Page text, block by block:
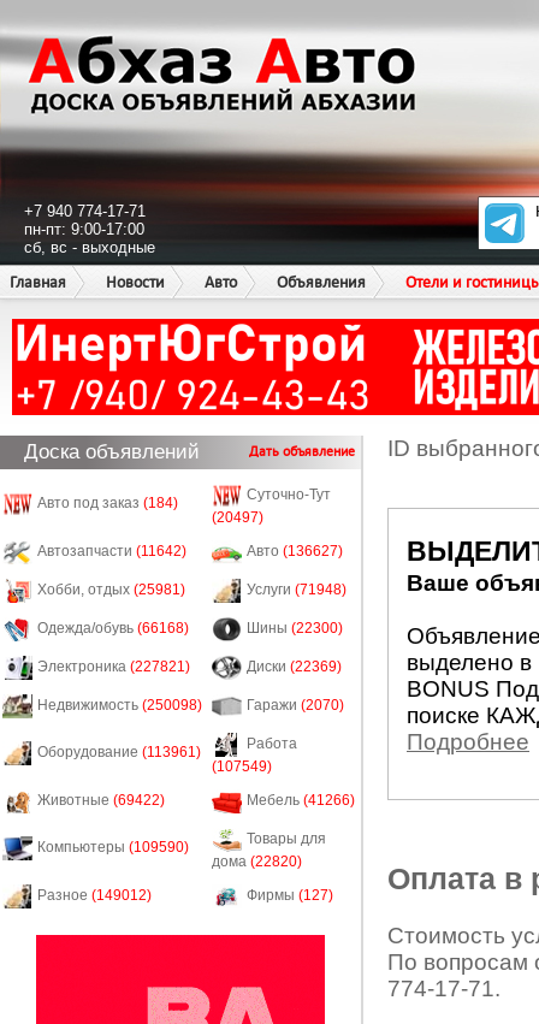
+7 940 774-17-71
пн-пт: 9:00-17:00
сб, вс - выходные
Главная
Новости Авто Объявления Отели и
Доска объявлений Дать объявление
Авто под заказ (184)
Суточно-Тут
(20497)
Автозапчасти (11642) Авто (136627)
Хобби, отдых (25981) Услуги (71948)
Одежда/обувь (66168) Шины (22300)
Электроника (227821) Диски (22369)
Недвижимость (250098) Гаражи (2070)
Оборудование (113961)
Работа
(107549)
Животные (69422) Мебель (41266)
Компьютеры (109590)
Товары для
дома (22820)
Разное (149012) Фирмы (127)
ID
Ваше
выделено в
BONUS
поиске
Подробнее
Оплата в
Стоимость
По вопросам
774-17-71.